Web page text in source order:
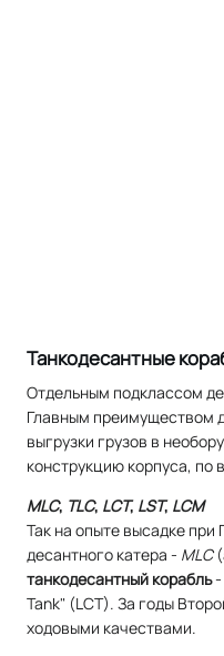
Танкодесантные
Отдельным подклассом
Главным преимуществом
выгрузки грузов в
конструкцию корпуса,
MLC, TLC, LCT, LST, LCM
Так на опыте высадке при
десантного катера - MLC(
танкодесантный корабль-
Tank" (LCT). За годы
ходовыми качествами.